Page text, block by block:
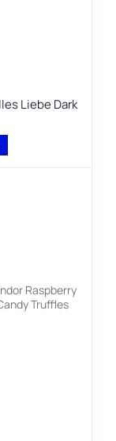
Liebe Dark